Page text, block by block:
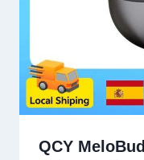
QCY